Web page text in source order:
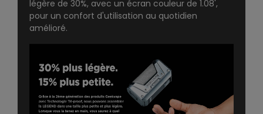
légère de 30%, avec un écran couleur de 1.08',
pour un confort d'utilisation au quotidien
amélioré.